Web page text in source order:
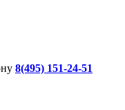
8(495) 151-24-51